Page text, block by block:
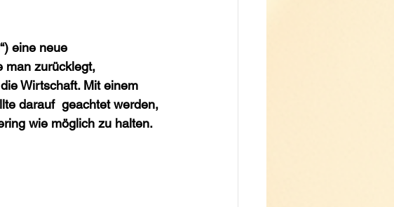
eine neue
man zurücklegt,
Wirtschaft. Mit einem
darauf  geachtet werden,
wie möglich zu halten.